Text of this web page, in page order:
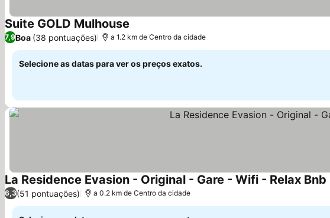
Suite GOLD Mulhouse
7,9Boa (38 pontuações) a 1.2 km de Centro da cidade
Selecione as datas para ver os preços exatos.
La Residence Evasion - Original - Gare - Wifi - Relax Bnb
6,3(51 pontuações) a 0.2 km de Centro da cidade